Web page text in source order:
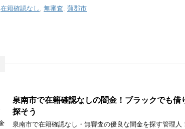
在籍確認なし , 無審査, 蒲郡市
泉南市で在籍確認なしの闇金！ブラックでも借
探そう
泉南市で在籍確認なし・無審査の優良な闇金を探す管理人